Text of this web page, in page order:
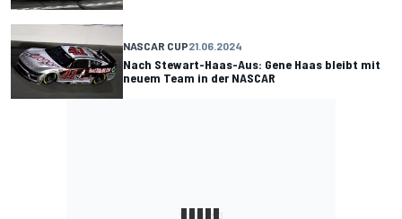
NASCAR CUP21.06.2024
Nach Stewart-Haas-Aus: Gene Haas bleibt mit
neuem Team in der NASCAR